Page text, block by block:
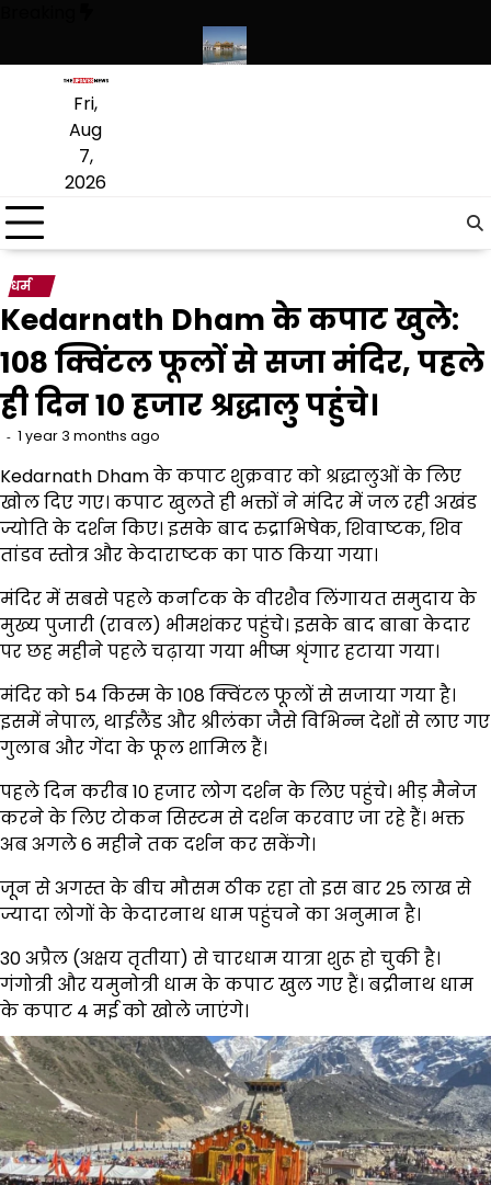
content
Fri,
Aug
7,
2026
धर्म
Kedarnath Dham के कपाट खुले:
108 क्विंटल फूलों से सजा मंदिर, पहले
ही दिन 10 हजार श्रद्धालु पहुंचे।
1 year 3 months ago
Kedarnath Dham के कपाट शुक्रवार को श्रद्धालुओं के लिए
खोल दिए गए। कपाट खुलते ही भक्तों ने मंदिर में जल रही अखंड
ज्योति के दर्शन किए। इसके बाद रुद्राभिषेक, शिवाष्टक, शिव
तांडव स्तोत्र और केदाराष्टक का पाठ किया गया।
मंदिर में सबसे पहले कर्नाटक के वीरशैव लिंगायत समुदाय के
मुख्य पुजारी (रावल) भीमशंकर पहुंचे। इसके बाद बाबा केदार
पर छह महीने पहले चढ़ाया गया भीष्म शृंगार हटाया गया।
मंदिर को 54 किस्म के 108 क्विंटल फूलों से सजाया गया है।
इसमें नेपाल, थाईलैंड और श्रीलंका जैसे विभिन्न देशों से लाए गए
गुलाब और गेंदा के फूल शामिल हैं।
पहले दिन करीब 10 हजार लोग दर्शन के लिए पहुंचे। भीड़ मैनेज
करने के लिए टोकन सिस्टम से दर्शन करवाए जा रहे हैं। भक्त
अब अगले 6 महीने तक दर्शन कर सकेंगे।
जून से अगस्त के बीच मौसम ठीक रहा तो इस बार 25 लाख से
ज्यादा लोगों के केदारनाथ धाम पहुंचने का अनुमान है।
30 अप्रैल (अक्षय तृतीया) से चारधाम यात्रा शुरू हो चुकी है।
गंगोत्री और यमुनोत्री धाम के कपाट खुल गए हैं। बद्रीनाथ धाम
के कपाट 4 मई को खोले जाएंगे।